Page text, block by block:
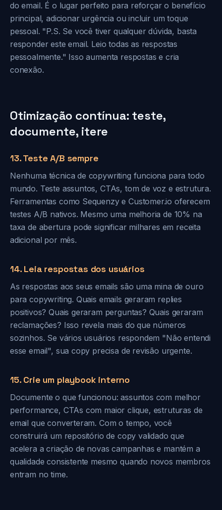
do email. É o lugar perfeito para reforçar o benefício
principal, adicionar urgência ou incluir um toque
pessoal. "P.S. Se você tiver qualquer dúvida, basta
responder este email. Leio todas as respostas
pessoalmente." Isso aumenta respostas e cria
conexão.
Otimização contínua: teste,
documente, itere
13. Teste A/B sempre
Nenhuma técnica de copywriting funciona para todo
mundo. Teste assuntos, CTAs, tom de voz e estrutura.
Ferramentas como Sequenzy e Customer.io oferecem
testes A/B nativos. Mesmo uma melhoria de 10% na
taxa de abertura pode significar milhares em receita
adicional por mês.
14. Leia respostas dos usuários
As respostas aos seus emails são uma mina de ouro
para copywriting. Quais emails geraram replies
positivos? Quais geraram perguntas? Quais geraram
reclamações? Isso revela mais do que números
sozinhos. Se vários usuários respondem "Não entendi
esse email", sua copy precisa de revisão urgente.
15. Crie um playbook interno
Documente o que funcionou: assuntos com melhor
performance, CTAs com maior clique, estruturas de
email que converteram. Com o tempo, você
construirá um repositório de copy validado que
acelera a criação de novas campanhas e mantém a
qualidade consistente mesmo quando novos membros
entram no time.